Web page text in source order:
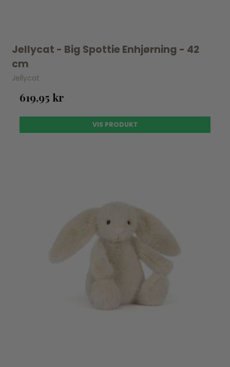
Jellycat - Big Spottie Enhjørning - 42
cm
Jellycat
619,95 kr
VIS PRODUKT